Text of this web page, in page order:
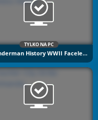
TYLKO NA PC
Slenderman History WWII Faceless Horror